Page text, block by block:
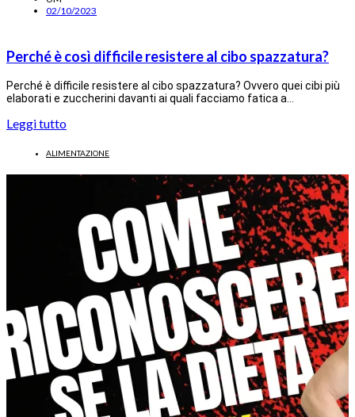
02/10/2023
Perché è così difficile resistere al cibo spazzatura?
Perché è difficile resistere al cibo spazzatura? Ovvero quei cibi più
elaborati e zuccherini davanti ai quali facciamo fatica a…
Leggi tutto
ALIMENTAZIONE